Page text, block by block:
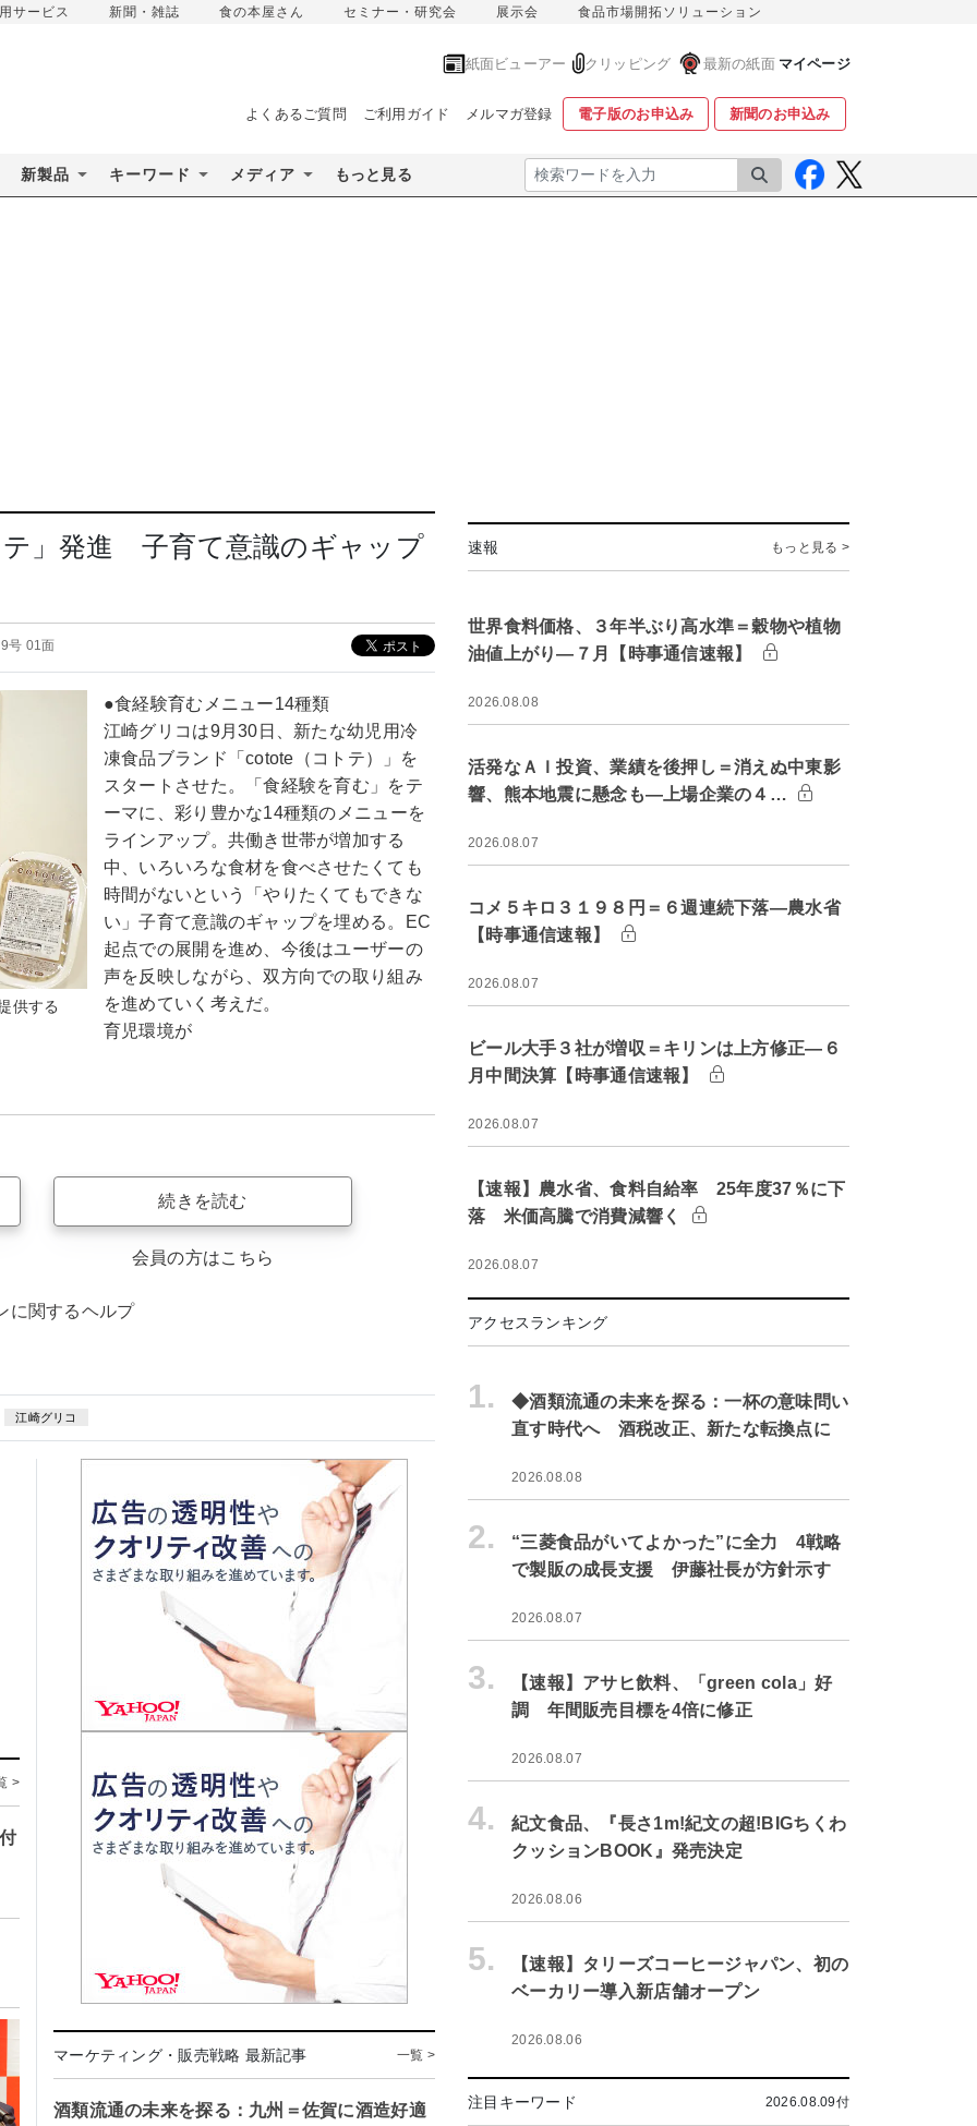
サービス 新聞・雑誌 食の本屋さん セミナー・研究会 展示会 食品市場開拓ソリューション
紙面ビューアー クリッピング 最新の紙面 マイページ
よくあるご質問 ご利用ガイド メルマガ登録 電子版のお申込み 新聞のお申込み
新製品 キーワード メディア もっと見る 検索
」発進 子育て意識のギャップ
号 01面
供する
●食経験育むメニュー14種類
江崎グリコは9月30日、新たな幼児用冷
凍食品ブランド「cotote（コトテ）」を
スタートさせた。「食経験を育む」をテ
ーマに、彩り豊かな14種類のメニューを
ラインアップ。共働き世帯が増加する
中、いろいろな食材を食べさせたくても
時間がないという「やりたくてもできな
い」子育て意識のギャップを埋める。EC
起点での展開を進め、今後はユーザーの
声を反映しながら、双方向での取り組み
を進めていく考えだ。
育児環境が
続きを読む
会員の方はこちら
に関するヘルプ
江崎グリコ
>
マーケティング・販売戦略 最新記事 一覧 >
酒類流通の未来を探る：九州＝佐賀に酒造好適
速報 もっと見る >
世界食料価格、３年半ぶり高水準＝穀物や植物
油値上がり―７月【時事通信速報】
2026.08.08
活発なＡＩ投資、業績を後押し＝消えぬ中東影
響、熊本地震に懸念も―上場企業の４…
2026.08.07
コメ５キロ３１９８円＝６週連続下落―農水省
【時事通信速報】
2026.08.07
ビール大手３社が増収＝キリンは上方修正―６
月中間決算【時事通信速報】
2026.08.07
【速報】農水省、食料自給率 25年度37％に下
落 米価高騰で消費減響く
2026.08.07
アクセスランキング
1.
◆酒類流通の未来を探る：一杯の意味問い
直す時代へ 酒税改正、新たな転換点に
2026.08.08
2.
“三菱食品がいてよかった”に全力 4戦略
で製販の成長支援 伊藤社長が方針示す
2026.08.07
3.
【速報】アサヒ飲料、「green cola」好
調 年間販売目標を4倍に修正
2026.08.07
4.
紀文食品、『長さ1m!紀文の超!BIGちくわ
クッションBOOK』発売決定
2026.08.06
5.
【速報】タリーズコーヒージャパン、初の
ベーカリー導入新店舗オープン
2026.08.06
注目キーワード 2026.08.09付